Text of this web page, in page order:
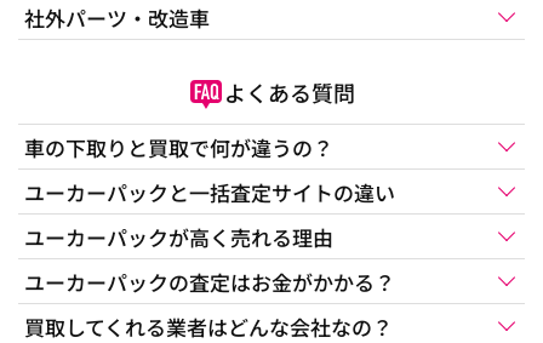
社外パーツ・改造車
よくある質問
車の下取りと買取で何が違うの？
ユーカーパックと一括査定サイトの違い
ユーカーパックが高く売れる理由
ユーカーパックの査定はお金がかかる？
買取してくれる業者はどんな会社なの？